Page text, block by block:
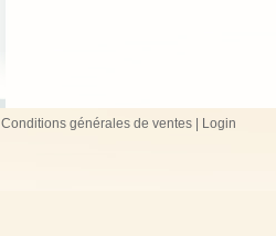
Conditions générales de ventes Login